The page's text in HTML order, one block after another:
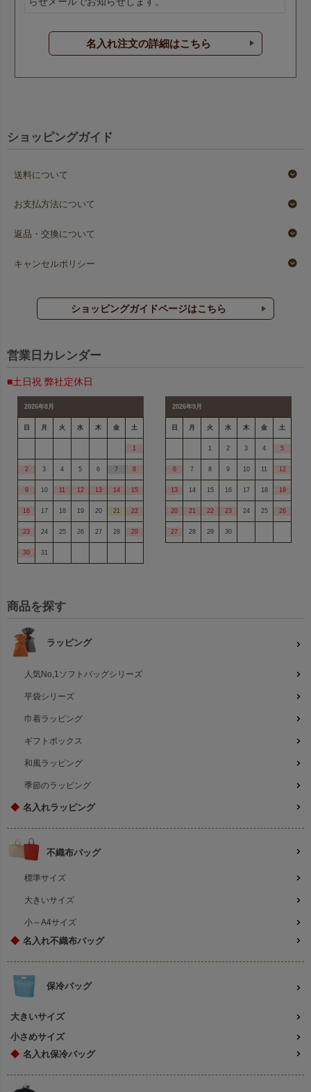
名入れ注文の詳細はこちら
ショッピングガイド
送料について
お支払方法について
返品・交換について
キャンセルポリシー
ショッピングガイドページはこちら
営業日カレンダー
■土日祝 弊社定休日
2026年8月
日 月 火 水 木 金 土
1
2 3 4 5 6 7 8
9 10 11 12 13 14 15
16 17 18 19 20 21 22
23 24 25 26 27 28 29
30 31
2026年9月
日 月 火 水 木 金 土
1 2 3 4 5
6 7 8 9 10 11 12
13 14 15 16 17 18 19
20 21 22 23 24 25 26
27 28 29 30
商品を探す
ラッピング
人気No,1ソフトバッグシリーズ
平袋シリーズ
巾着ラッピング
ギフトボックス
和風ラッピング
季節のラッピング
◆ 名入れラッピング
不織布バッグ
標準サイズ
大きいサイズ
小～A4サイズ
◆ 名入れ不織布バッグ
保冷バッグ
大きいサイズ
小さめサイズ
◆ 名入れ保冷バッグ